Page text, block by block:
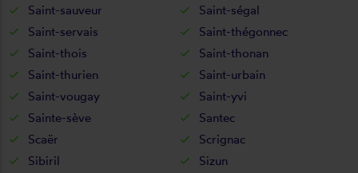
Saint-sauveur
Saint-ségal
Saint-servais
Saint-thégonnec
Saint-thois
Saint-thonan
Saint-thurien
Saint-urbain
Saint-vougay
Saint-yvi
Sainte-sève
Santec
Scaër
Scrignac
Sibiril
Sizun